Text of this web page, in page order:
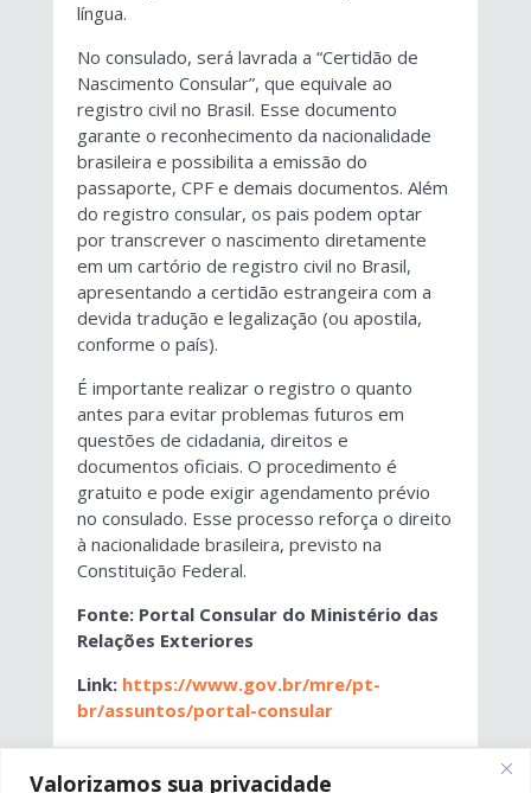
Valorizamos sua privacidade
língua.
No consulado, será lavrada a “Certidão de
Nascimento Consular”, que equivale ao
registro civil no Brasil. Esse documento
garante o reconhecimento da nacionalidade
brasileira e possibilita a emissão do
passaporte, CPF e demais documentos. Além
do registro consular, os pais podem optar
por transcrever o nascimento diretamente
em um cartório de registro civil no Brasil,
apresentando a certidão estrangeira com a
devida tradução e legalização (ou apostila,
conforme o país).
É importante realizar o registro o quanto
antes para evitar problemas futuros em
questões de cidadania, direitos e
documentos oficiais. O procedimento é
gratuito e pode exigir agendamento prévio
no consulado. Esse processo reforça o direito
à nacionalidade brasileira, previsto na
Constituição Federal.
Fonte: Portal Consular do Ministério das
Relações Exteriores
Link: https://www.gov.br/mre/pt-
br/assuntos/portal-consular